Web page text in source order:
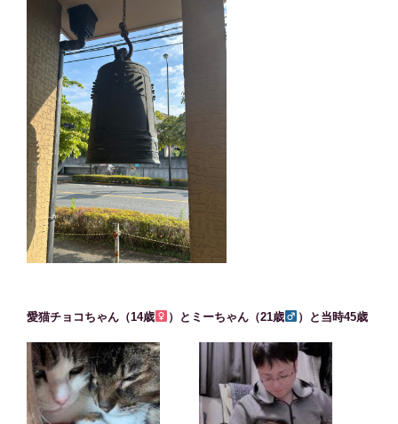
愛猫チョコちゃん（14歳 ）とミーちゃん（21歳 ）と当時45歳